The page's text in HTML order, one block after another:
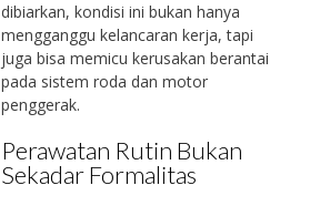
dibiarkan, kondisi ini bukan hanya
mengganggu kelancaran kerja, tapi
juga bisa memicu kerusakan berantai
pada sistem roda dan motor
penggerak.
Perawatan Rutin Bukan
Sekadar Formalitas